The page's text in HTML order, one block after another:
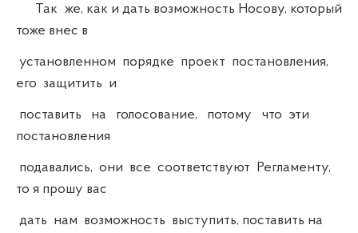
Так же, как и дать возможность Носову, который
тоже внес в
установленном порядке проект постановления,
его защитить и
поставить на голосование, потому что эти
постановления
подавались, они все соответствуют Регламенту,
то я прошу вас
дать нам возможность выступить, поставить на